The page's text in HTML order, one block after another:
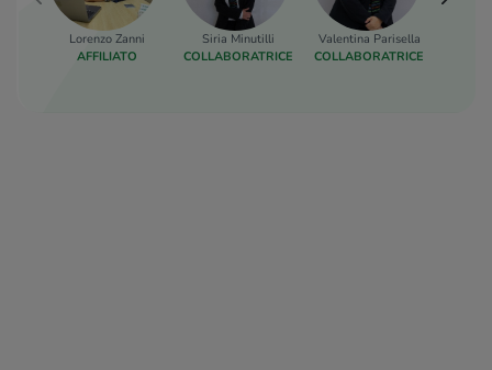
Lorenzo Zanni
AFFILIATO
Siria Minutilli
COLLABORATRICE
Valentina Parisella
COLLABORATRICE